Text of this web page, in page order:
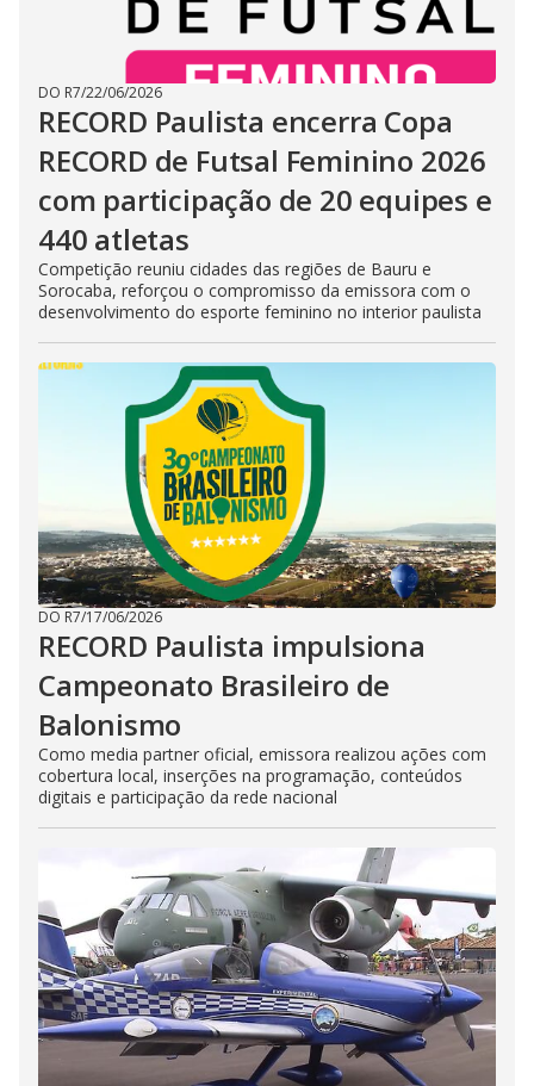
DO R7/22/06/2026
RECORD Paulista encerra Copa
RECORD de Futsal Feminino 2026
com participação de 20 equipes e
440 atletas
Competição reuniu cidades das regiões de Bauru e
Sorocaba, reforçou o compromisso da emissora com o
desenvolvimento do esporte feminino no interior paulista
DO R7/17/06/2026
RECORD Paulista impulsiona
Campeonato Brasileiro de
Balonismo
Como media partner oficial, emissora realizou ações com
cobertura local, inserções na programação, conteúdos
digitais e participação da rede nacional